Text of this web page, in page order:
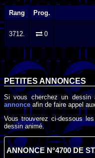
Rang Prog.
3712. 0
PETITES ANNONCES
Si vous cherchez un
annonceafin de faire appel
Vous trouverez ci-dessous
dessin animé.
ANNONCE N°4700 DE